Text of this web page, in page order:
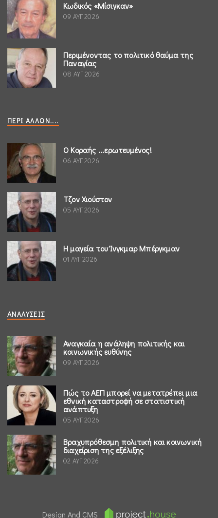
Κωδικός «Μίσιγκαν»
09 ΑΥΓ 2026
Περιμένοντας το πολιτικό θαύμα της
Παναγίας
08 ΑΥΓ 2026
ΠΕΡΊ ΆΛΛΩΝ....
Ο Κοραής ...ερωτευμένος!
06 ΑΥΓ 2026
Τζον Χιούστον
05 ΑΥΓ 2026
Η μαγεία του Ίνγκμαρ Μπέργκμαν
01 ΑΥΓ 2026
ΑΝΑΛΎΣΕΙΣ
Αναγκαία η ανάληψη πολιτικής και
κοινωνικής ευθύνης
09 ΑΥΓ 2026
Πώς το ΑΕΠ μπορεί να μετατρέπει μια
εθνική καταστροφή σε στατιστική
ανάπτυξη
05 ΑΥΓ 2026
Βραχυπρόθεσμη πολιτική και κοινωνική
διαχείριση της εξέλιξης
02 ΑΥΓ 2026
Design And CMS